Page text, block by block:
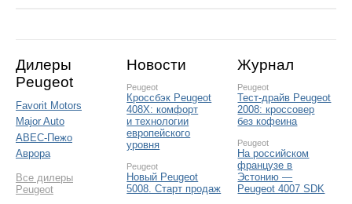
Дилеры
Peugeot
Favorit Motors
Major Auto
АВЕС-Пежо
Аврора
Все дилеры
Peugeot
Новости
Peugeot
Кроссбэк Peugeot
408X: комфорт
и технологии
европейского
уровня
Peugeot
Новый Peugeot
5008. Старт продаж
Журнал
Peugeot
Тест-драйв Peugeot
2008: кроссовер
без кофеина
Peugeot
На российском
французе в
Эстонию —
Peugeot 4007 SDK